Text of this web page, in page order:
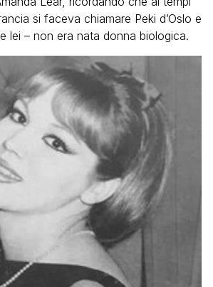
si faceva chiamare Peki d’Oslo e
lei – non era nata donna biologica.